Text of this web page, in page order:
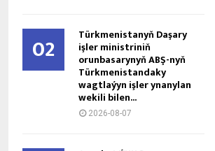
02 Türkmenistanyň Daşary
işler ministriniň
orunbasarynyň ABŞ-nyň
Türkmenistandaky
wagtlaýyn işler ynanylan
wekili bilen...
2026-08-07